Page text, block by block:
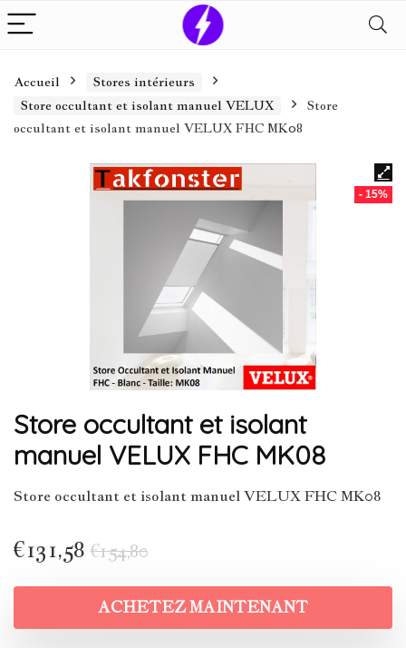
Accueil
Stores intérieurs
Store occultant et isolant manuel VELUX
Store
occultant et isolant manuel VELUX FHC MK08
- 15%
Store occultant et isolant
manuel VELUX FHC MK08
Store occultant et isolant manuel VELUX FHC MK08
€154,80
€131,58
ACHETEZ MAINTENANT